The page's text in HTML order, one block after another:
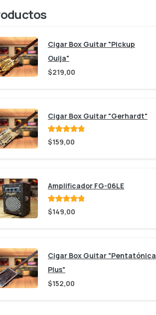
Cigar Box Guitar "Pickup
Ouija"
$219,00
Cigar Box Guitar "Gerhardt"
Valorado
conde 5
$159,00
Amplificador FG-06LE
Valorado
conde 5
$149,00
Cigar Box Guitar "Pentatónica
Plus"
$152,00